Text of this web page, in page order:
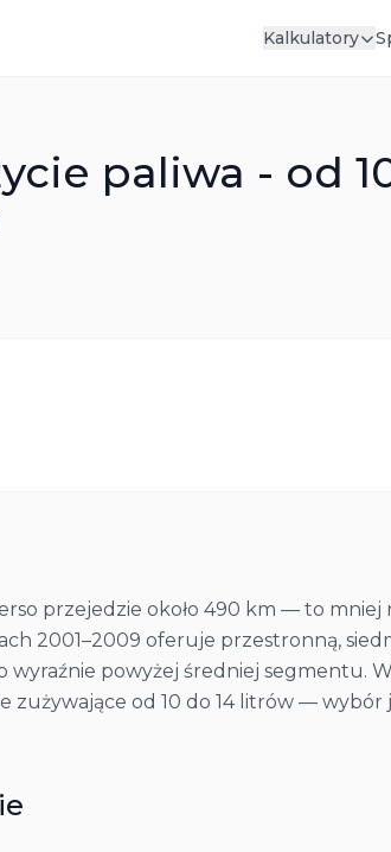
Kalkulatory
paliwa - od
przejedzie około 490 km — to
2001–2009 oferuje przestronną,
wyraźnie powyżej średniej segmentu.
zużywające od 10 do 14 litrów —